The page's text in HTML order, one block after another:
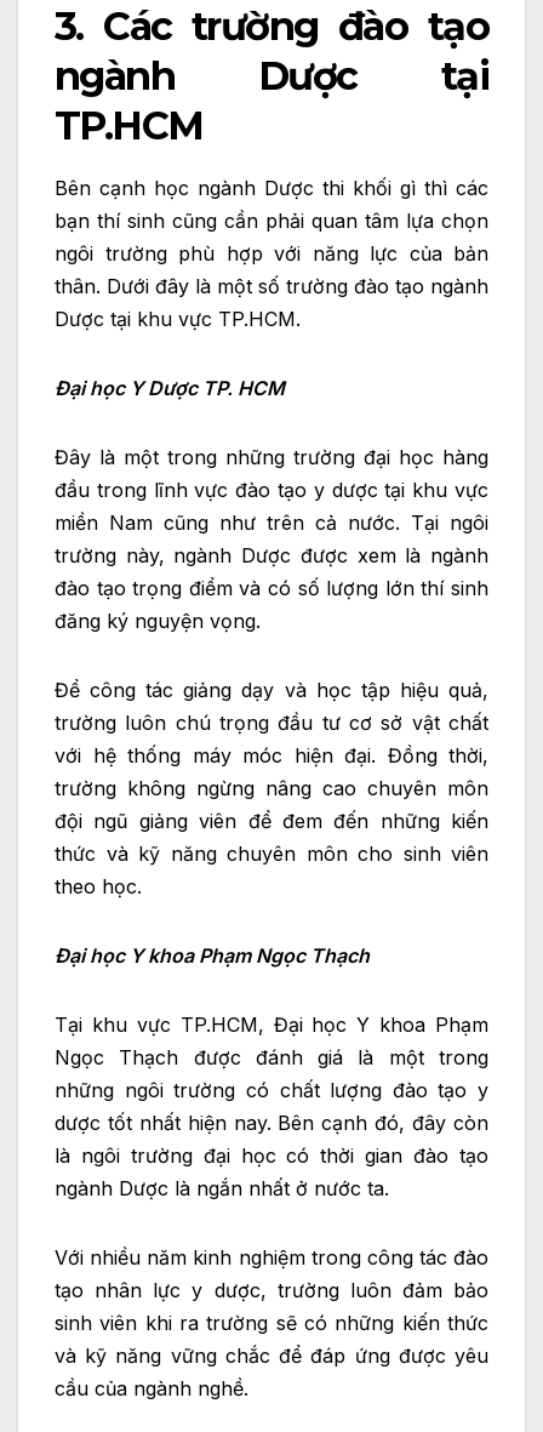
3. Các trường đào tạo
ngành Dược tại
TP.HCM
Bên cạnh học ngành Dược thi khối gì thì các
bạn thí sinh cũng cần phải quan tâm lựa chọn
ngôi trường phù hợp với năng lực của bản
thân. Dưới đây là một số trường đào tạo ngành
Dược tại khu vực TP.HCM.
Đại học Y Dược TP. HCM
Đây là một trong những trường đại học hàng
đầu trong lĩnh vực đào tạo y dược tại khu vực
miền Nam cũng như trên cả nước. Tại ngôi
trường này, ngành Dược được xem là ngành
đào tạo trọng điểm và có số lượng lớn thí sinh
đăng ký nguyện vọng.
Để công tác giảng dạy và học tập hiệu quả,
trường luôn chú trọng đầu tư cơ sở vật chất
với hệ thống máy móc hiện đại. Đồng thời,
trường không ngừng nâng cao chuyên môn
đội ngũ giảng viên để đem đến những kiến
thức và kỹ năng chuyên môn cho sinh viên
theo học.
Đại học Y khoa Phạm Ngọc Thạch
Tại khu vực TP.HCM, Đại học Y khoa Phạm
Ngọc Thạch được đánh giá là một trong
những ngôi trường có chất lượng đào tạo y
dược tốt nhất hiện nay. Bên cạnh đó, đây còn
là ngôi trường đại học có thời gian đào tạo
ngành Dược là ngắn nhất ở nước ta.
Với nhiều năm kinh nghiệm trong công tác đào
tạo nhân lực y dược, trường luôn đảm bảo
sinh viên khi ra trường sẽ có những kiến thức
và kỹ năng vững chắc để đáp ứng được yêu
cầu của ngành nghề.